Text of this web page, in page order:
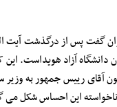
گفت پس از درگذشت آیت
دانشگاه آزاد هویداست.
آقای رییس جمهور به وزیر
ناخواسته این احساس شکل می